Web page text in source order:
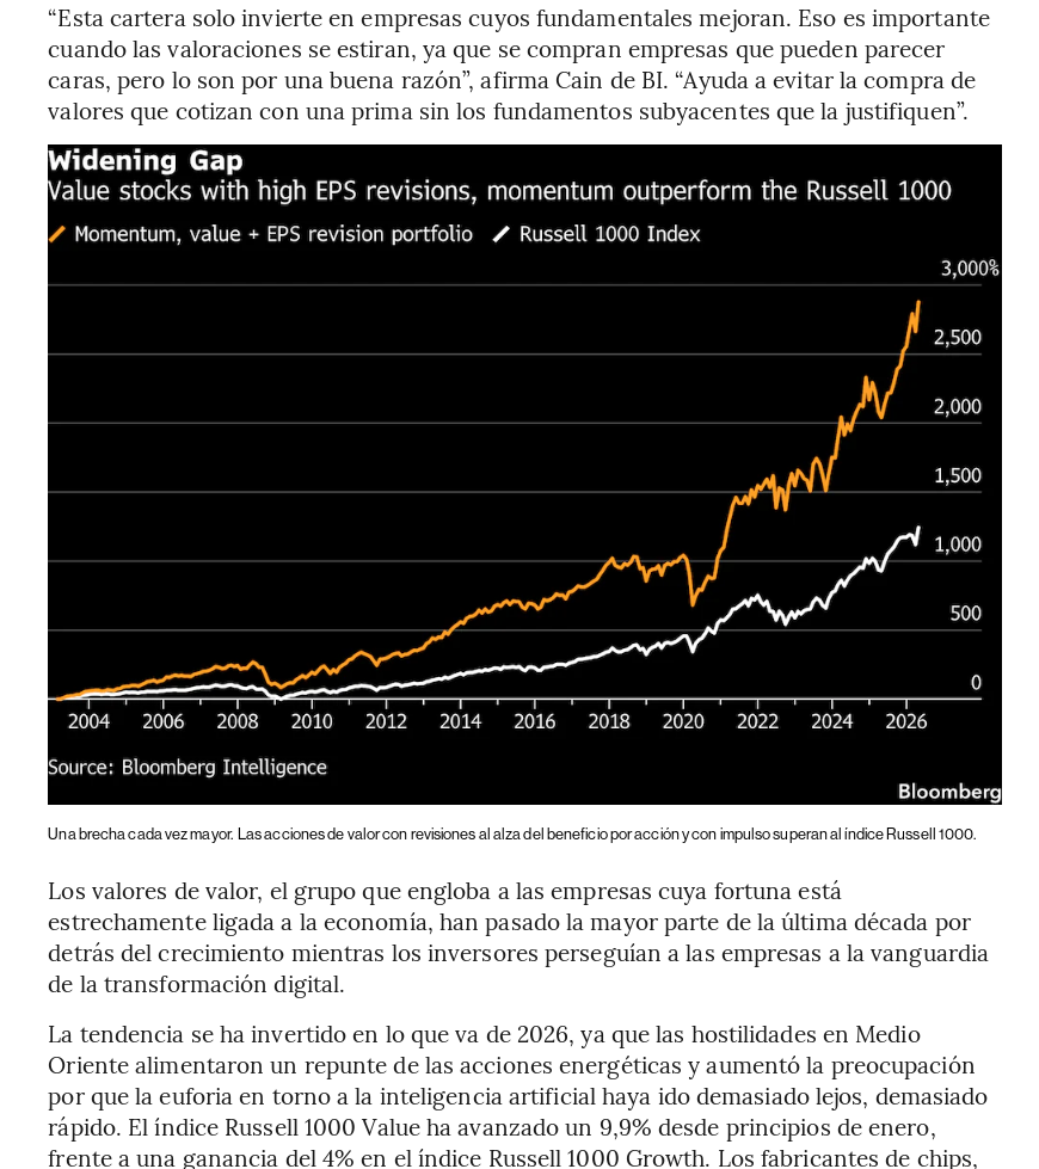
“Esta cartera solo invierte en empresas cuyos fundamentales mejoran. Eso es importante
cuando las valoraciones se estiran, ya que se compran empresas que pueden parecer
caras, pero lo son por una buena razón”, afirma Cain de BI. “Ayuda a evitar la compra de
valores que cotizan con una prima sin los fundamentos subyacentes que la justifiquen”.
Una brecha cada vez mayor. Las acciones de valor con revisiones al alza del beneficio por acción y con impulso superan al índice Russell 1000.
Los valores de valor, el grupo que engloba a las empresas cuya fortuna está
estrechamente ligada a la economía, han pasado la mayor parte de la última década por
detrás del crecimiento mientras los inversores perseguían a las empresas a la vanguardia
de la transformación digital.
La tendencia se ha invertido en lo que va de 2026, ya que las hostilidades en Medio
Oriente alimentaron un repunte de las acciones energéticas y aumentó la preocupación
por que la euforia en torno a la inteligencia artificial haya ido demasiado lejos, demasiado
rápido. El índice Russell 1000 Value ha avanzado un 9,9% desde principios de enero,
frente a una ganancia del 4% en el índice Russell 1000 Growth. Los fabricantes de chips,